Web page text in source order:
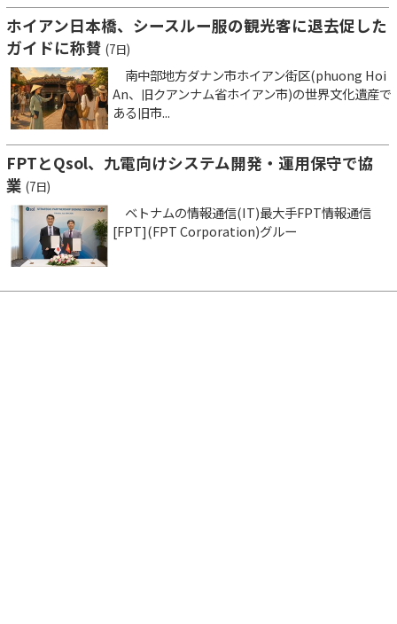
ホイアン日本橋、シースルー服の観光客に退去促した
ガイドに称賛 (7日)
南中部地方ダナン市ホイアン街区(phuong Hoi
An、旧クアンナム省ホイアン市)の世界文化遺産で
ある旧市...
FPTとQsol、九電向けシステム開発・運用保守で協
業 (7日)
ベトナムの情報通信(IT)最大手FPT情報通信
[FPT](FPT Corporation)グルー